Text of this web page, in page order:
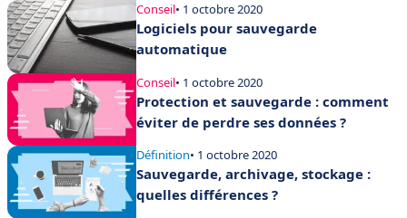
Conseil• 1 octobre 2020
Logiciels pour sauvegarde
automatique
Conseil• 1 octobre 2020
Protection et sauvegarde : comment
éviter de perdre ses données ?
Définition• 1 octobre 2020
Sauvegarde, archivage, stockage :
quelles différences ?